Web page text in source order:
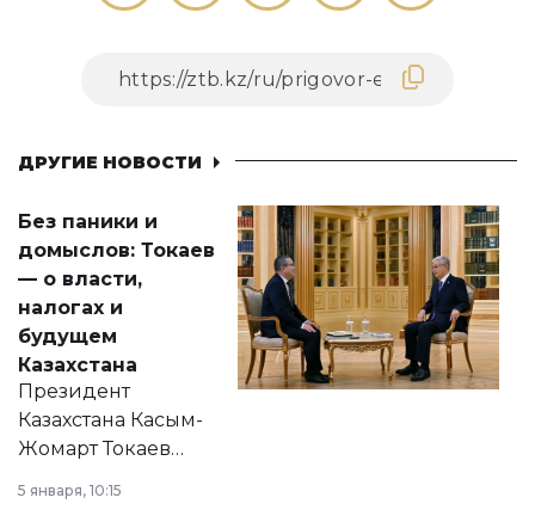
ДРУГИЕ НОВОСТИ
Без паники и
домыслов: Токаев
— о власти,
налогах и
будущем
Казахстана
Президент
Казахстана Касым-
Жомарт Токаев
сразу несколько
5 января, 10:15